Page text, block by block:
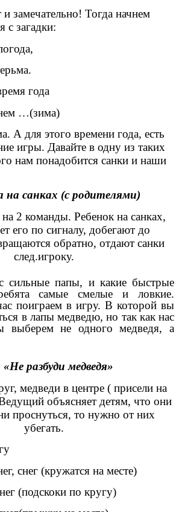
замечательно! Тогда начнем
с загадки:
года
…(зима)
А для этого времени года, есть
игры. Давайте в одну из таких
нам понадобится санки и наши
санках (с родителями)
2 команды. Ребенок на санках,
его по сигналу, добегают до
обратно, отдают санки
след.игроку.
сильные папы, и какие быстрые
самые смелые и ловкие.
поиграем в игру. В которой вы
в лапы медведю, но так как нас
выберем не одного медведя, а
разбуди медведя»
медведи в центре ( присели на
объясняет детям, что они
проснуться, то нужно от них
убегать.
снег (кружатся на месте)
(подскоки по кругу)